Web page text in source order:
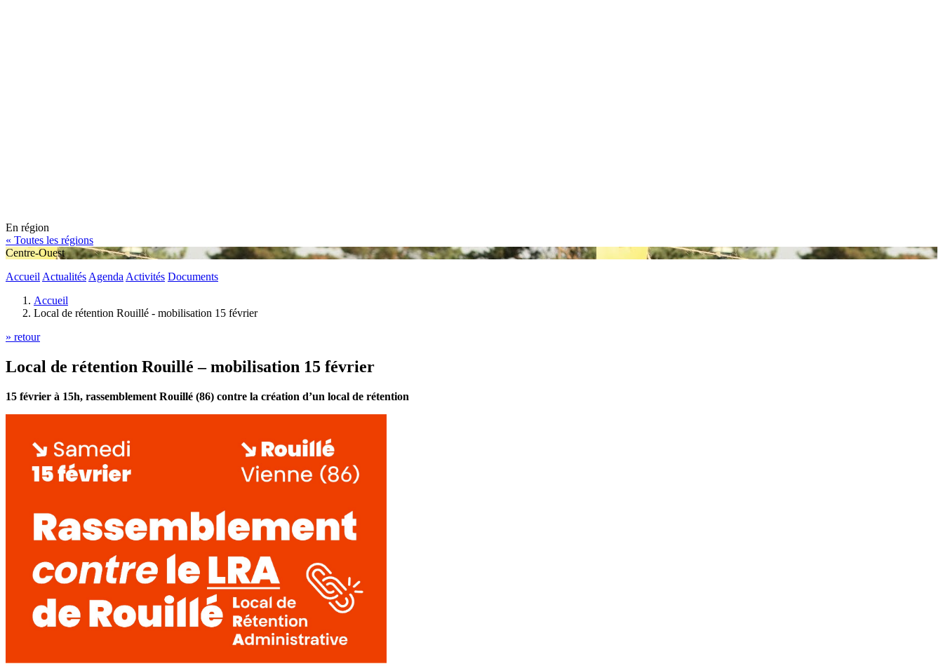
En région
« Toutes les régions
Centre-Ouest
Accueil Actualités Agenda Activités Documents
Accueil
Local de rétention Rouillé - mobilisation 15 février
» retour
Local de rétention Rouillé – mobilisation 15 février
15 février à 15h, rassemblement Rouillé (86) contre la création d’un local de rétention